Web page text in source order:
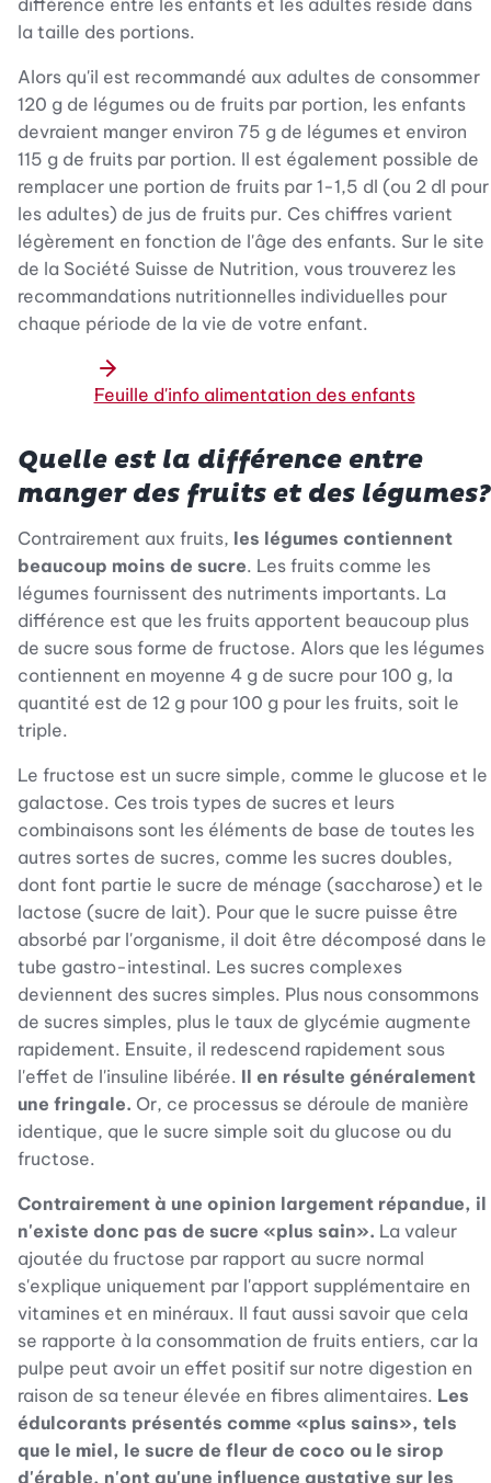
la taille des portions.
Alors qu'il est recommandé aux adultes de consommer
120 g de légumes ou de fruits par portion, les enfants
devraient manger environ 75 g de légumes et environ
115 g de fruits par portion. Il est également possible de
remplacer une portion de fruits par 1-1,5 dl (ou 2 dl pour
les adultes) de jus de fruits pur. Ces chiffres varient
légèrement en fonction de l'âge des enfants. Sur le site
de la Société Suisse de Nutrition, vous trouverez les
recommandations nutritionnelles individuelles pour
chaque période de la vie de votre enfant.
Feuille d'info alimentation des enfants
Quelle est la différence entre
manger des fruits et des légumes?
Contrairement aux fruits, les légumes contiennent
beaucoup moins de sucre. Les fruits comme les
légumes fournissent des nutriments importants. La
différence est que les fruits apportent beaucoup plus
de sucre sous forme de fructose. Alors que les légumes
contiennent en moyenne 4 g de sucre pour 100 g, la
quantité est de 12 g pour 100 g pour les fruits, soit le
triple.
Le fructose est un sucre simple, comme le glucose et le
galactose. Ces trois types de sucres et leurs
combinaisons sont les éléments de base de toutes les
autres sortes de sucres, comme les sucres doubles,
dont font partie le sucre de ménage (saccharose) et le
lactose (sucre de lait). Pour que le sucre puisse être
absorbé par l'organisme, il doit être décomposé dans le
tube gastro-intestinal. Les sucres complexes
deviennent des sucres simples. Plus nous consommons
de sucres simples, plus le taux de glycémie augmente
rapidement. Ensuite, il redescend rapidement sous
l'effet de l'insuline libérée. Il en résulte généralement
une fringale. Or, ce processus se déroule de manière
identique, que le sucre simple soit du glucose ou du
fructose.
Contrairement à une opinion largement répandue, il
n'existe donc pas de sucre «plus sain». La valeur
ajoutée du fructose par rapport au sucre normal
s'explique uniquement par l'apport supplémentaire en
vitamines et en minéraux. Il faut aussi savoir que cela
se rapporte à la consommation de fruits entiers, car la
pulpe peut avoir un effet positif sur notre digestion en
raison de sa teneur élevée en fibres alimentaires. Les
édulcorants présentés comme «plus sains», tels
que le miel, le sucre de fleur de coco ou le sirop
d'érable, n'ont qu'une influence gustative sur les